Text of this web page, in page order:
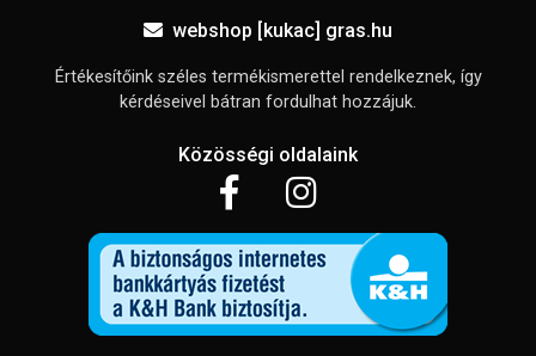
webshop [kukac] gras.hu
Értékesítőink széles termékismerettel rendelkeznek, így
kérdéseivel bátran fordulhat hozzájuk.
Közösségi oldalaink